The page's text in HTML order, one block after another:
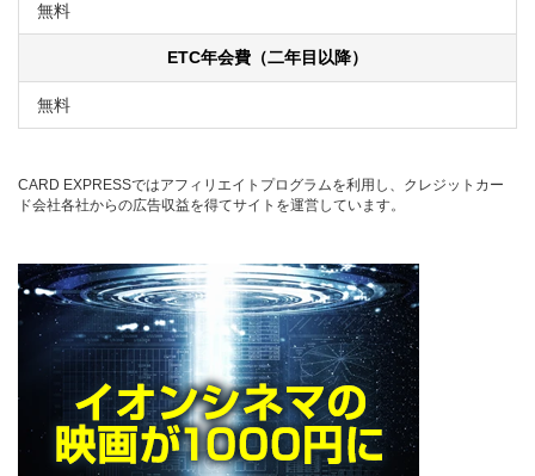
無料
ETC年会費（二年目以降）
無料
CARD EXPRESSではアフィリエイトプログラムを利用し、クレジットカー
ド会社各社からの広告収益を得てサイトを運営しています。